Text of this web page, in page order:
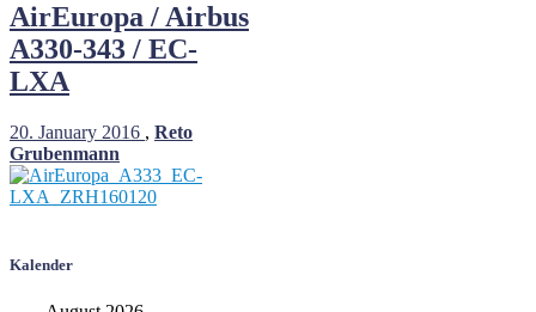
AirEuropa / Airbus
A330-343 / EC-
LXA
20. January 2016 , Reto
Grubenmann
Kalender